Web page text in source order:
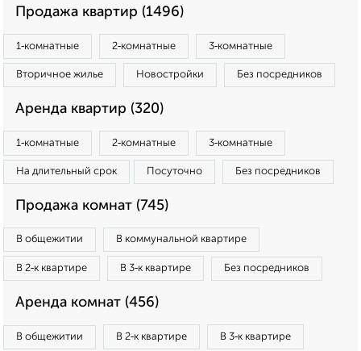
Продажа квартир (1496)
1‑комнатные 2‑комнатные 3‑комнатные
Вторичное жилье Новостройки Без посредников
Аренда квартир (320)
1‑комнатные 2‑комнатные 3‑комнатные
На длительный срок Посуточно Без посредников
Продажа комнат (745)
В общежитии В коммунальной квартире
В 2‑к квартире В 3‑к квартире Без посредников
Аренда комнат (456)
В общежитии В 2‑к квартире В 3‑к квартире